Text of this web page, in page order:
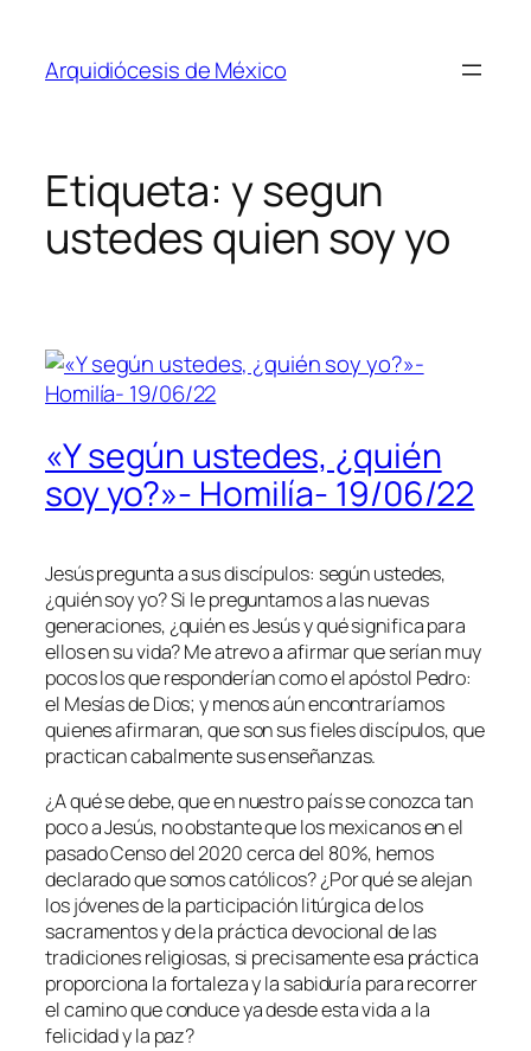
contenido
Arquidiócesis de México
Etiqueta: y segun
ustedes quien soy yo
«Y según ustedes, ¿quién
soy yo?»- Homilía- 19/06/22
Jesús pregunta a sus discípulos: según ustedes,
¿quién soy yo? Si le preguntamos a las nuevas
generaciones, ¿quién es Jesús y qué significa para
ellos en su vida? Me atrevo a afirmar que serían muy
pocos los que responderían como el apóstol Pedro:
el Mesías de Dios; y menos aún encontraríamos
quienes afirmaran, que son sus fieles discípulos, que
practican cabalmente sus enseñanzas.
¿A qué se debe, que en nuestro país se conozca tan
poco a Jesús, no obstante que los mexicanos en el
pasado Censo del 2020 cerca del 80%, hemos
declarado que somos católicos? ¿Por qué se alejan
los jóvenes de la participación litúrgica de los
sacramentos y de la práctica devocional de las
tradiciones religiosas, si precisamente esa práctica
proporciona la fortaleza y la sabiduría para recorrer
el camino que conduce ya desde esta vida a la
felicidad y la paz?